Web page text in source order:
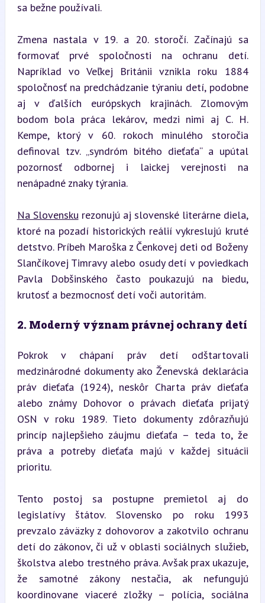
sa bežne používali.
Zmena nastala v 19. a 20. storočí. Začínajú sa
formovať prvé spoločnosti na ochranu detí.
Napríklad vo Veľkej Británii vznikla roku 1884
spoločnosť na predchádzanie týraniu detí, podobne
aj v ďalších európskych krajinách. Zlomovým
bodom bola práca lekárov, medzi nimi aj C. H.
Kempe, ktorý v 60. rokoch minulého storočia
definoval tzv. „syndróm bitého dieťaťa“ a upútal
pozornosť odbornej i laickej verejnosti na
nenápadné znaky týrania.
Na Slovensku rezonujú aj slovenské literárne diela,
ktoré na pozadí historických reálií vykreslujú kruté
detstvo. Príbeh Maroška z Čenkovej deti od Boženy
Slančíkovej Timravy alebo osudy detí v poviedkach
Pavla Dobšinského často poukazujú na biedu,
krutosť a bezmocnosť detí voči autoritám.
2. Moderný význam právnej ochrany detí
Pokrok v chápaní práv detí odštartovali
medzinárodné dokumenty ako Ženevská deklarácia
práv dieťaťa (1924), neskôr Charta práv dieťaťa
alebo známy Dohovor o právach dieťaťa prijatý
OSN v roku 1989. Tieto dokumenty zdôrazňujú
princíp najlepšieho záujmu dieťaťa – teda to, že
práva a potreby dieťaťa majú v každej situácii
prioritu.
Tento postoj sa postupne premietol aj do
legislatívy štátov. Slovensko po roku 1993
prevzalo záväzky z dohovorov a zakotvilo ochranu
detí do zákonov, či už v oblasti sociálnych služieb,
školstva alebo trestného práva. Avšak prax ukazuje,
že samotné zákony nestačia, ak nefungujú
koordinovane viaceré zložky – polícia, sociálna